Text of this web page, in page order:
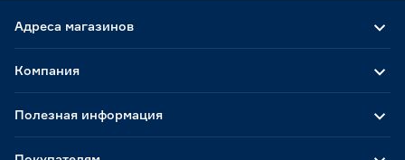
Адреса магазинов
Компания
Полезная информация